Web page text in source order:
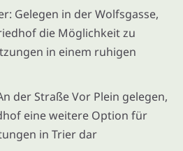
Gelegen in der Wolfsgasse,
die Möglichkeit zu
in einem ruhigen
der Straße Vor Plein gelegen,
eine weitere Option für
in Trier dar